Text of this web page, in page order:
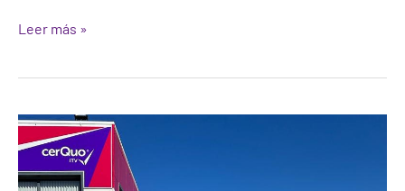
Leer más »
¿Qué
son
las
inspecciones
no